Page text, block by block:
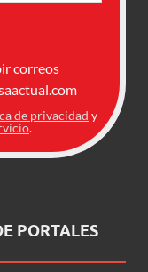
correos
de privacidad y
.
PORTALES